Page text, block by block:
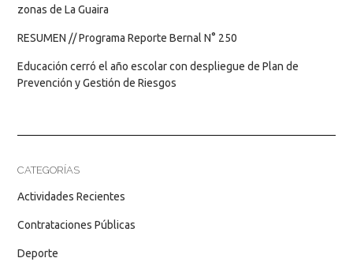
zonas de La Guaira
RESUMEN // Programa Reporte Bernal N° 250
Educación cerró el año escolar con despliegue de Plan de
Prevención y Gestión de Riesgos
CATEGORÍAS
Actividades Recientes
Contrataciones Públicas
Deporte